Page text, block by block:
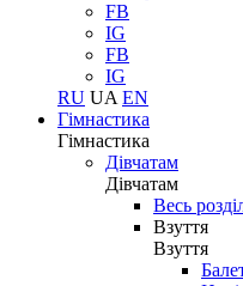
FB
IG
FB
IG
RU UA EN
Гімнастика
Гімнастика
Дівчатам
Дівчатам
Весь
Взуття
Взуття